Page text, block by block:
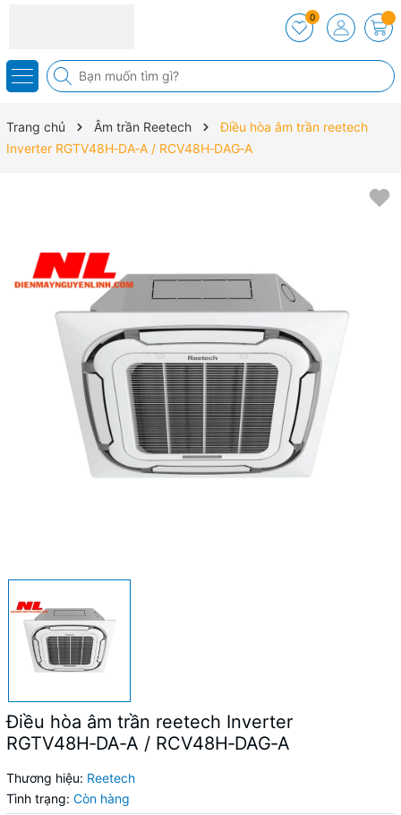
0
Trang chủ Âm trần Reetech
Điều hòa âm trần reetech
Inverter RGTV48H‑DA‑A / RCV48H‑DAG‑A
Điều hòa âm trần reetech Inverter
RGTV48H‑DA‑A / RCV48H‑DAG‑A
Thương hiệu: Reetech
Tình trạng: Còn hàng